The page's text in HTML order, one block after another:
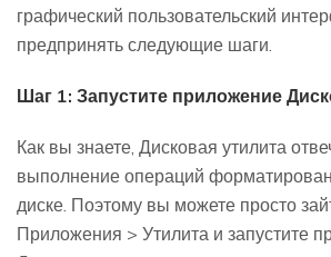
графический пользовательский
предпринять следующие шаги.
Шаг 1: Запустите приложение
Как вы знаете, Дисковая утилита
выполнение операций
диске. Поэтому вы можете просто
Приложения > Утилита и запустите